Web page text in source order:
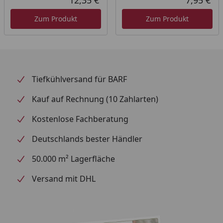
Aktueller Preis
Zum Produkt Zum Produkt
Tiefkühlversand für BARF
Kauf auf Rechnung (10 Zahlarten)
Kostenlose Fachberatung
Deutschlands bester Händler
50.000 m² Lagerfläche
Versand mit DHL